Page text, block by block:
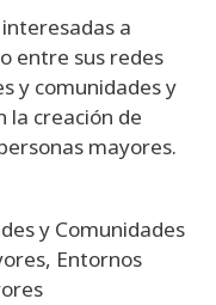
a
entre sus redes
y comunidades y
la creación de
mayores.
y Comunidades
Entornos